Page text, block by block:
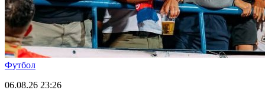
Футбол
06.08.26 23:26